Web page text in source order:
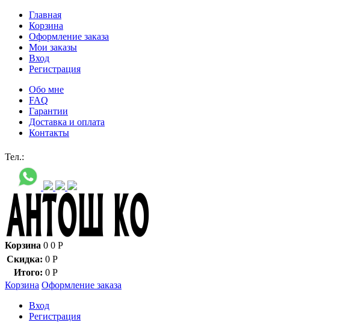
Главная
Корзина
Оформление заказа
Мои заказы
Вход
Регистрация
Обо мне
FAQ
Гарантии
Доставка и оплата
Контакты
Тел.:
Корзина 0 0 Р
Скидка: 0 Р
Итого: 0 Р
Корзина Оформление заказа
Вход
Регистрация